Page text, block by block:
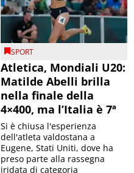
SPORT
Atletica, Mondiali U20:
Matilde Abelli brilla
nella finale della
4×400, ma l’Italia è 7ª
Si è chiusa l'esperienza
dell'atleta valdostana a
Eugene, Stati Uniti, dove ha
preso parte alla rassegna
iridata di categoria